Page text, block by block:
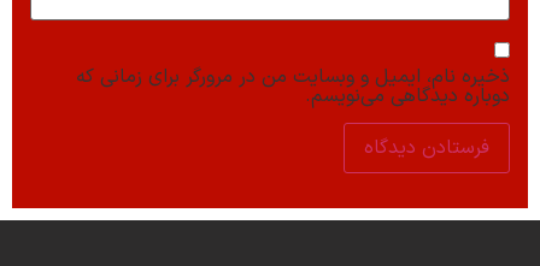
ذخیره نام، ایمیل و وبسایت من در مرورگر برای زمانی که
دوباره دیدگاهی می‌نویسم.